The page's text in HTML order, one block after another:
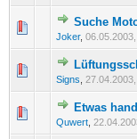
Suche
Joker,
0
Signs
0
Etwas
Quwert
0